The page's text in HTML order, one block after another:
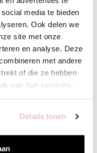
media te bieden
Ook delen we
site met onze
en analyse. Deze
met andere
of die ze hebben
van hun services.
Details tonen